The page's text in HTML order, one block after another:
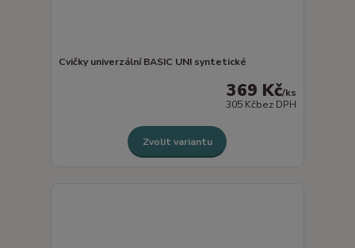
Cvičky univerzální BASIC UNI syntetické
369 Kč/ks
305 Kčbez DPH
Zvolit variantu